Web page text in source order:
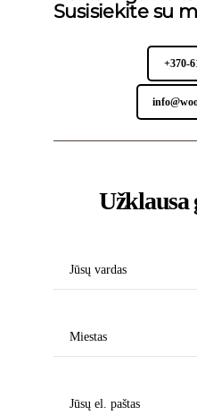
Susisiekite su
+370-
Užklausa